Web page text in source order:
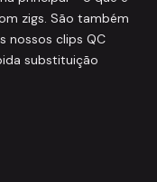
zigs. São também
nossos clips QC
substituição